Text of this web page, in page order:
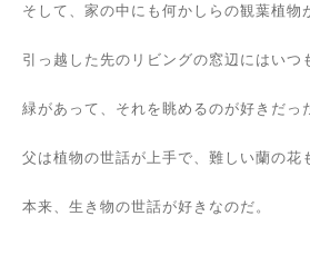
そして、家の中にも何かしらの観葉植物
引っ越した先のリビングの窓辺にはいつ
緑があって、それを眺めるのが好きだっ
父は植物の世話が上手で、難しい蘭の花
本来、生き物の世話が好きなのだ。